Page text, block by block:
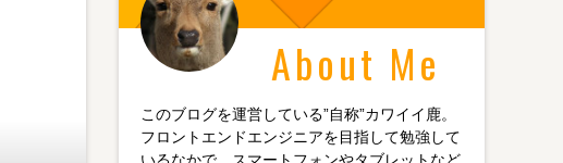
About Me
このブログを運営している”自称”カワイイ鹿。
フロントエンドエンジニアを目指して勉強して